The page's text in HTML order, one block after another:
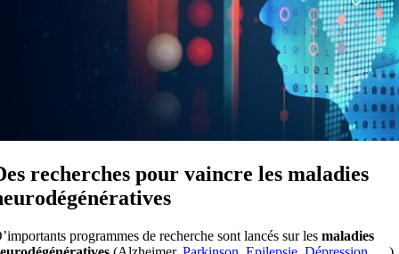
recherches pour vaincre les maladies
programmes de recherche sont lancés sur lesmaladies